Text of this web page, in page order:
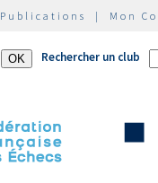
Publications | Mon
Rechercher un club